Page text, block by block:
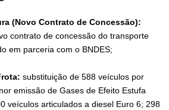
(Novo Contrato de Concessão):
contrato de concessão do transporte
em parceria com o BNDES;
substituição de 588 veículos por
emissão de Gases de Efeito Estufa
veículos articulados a diesel Euro 6; 298